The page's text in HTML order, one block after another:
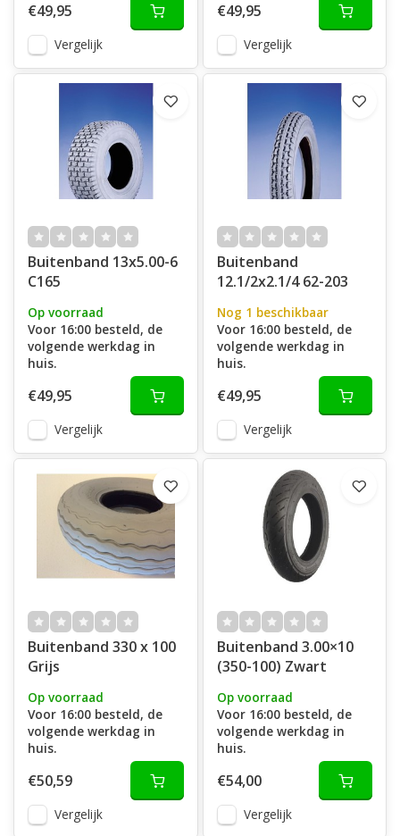
€49,95
Vergelijk
€49,95
Vergelijk
Buitenband 13x5.00-6
C165
Op voorraad
Voor 16:00 besteld, de
volgende werkdag in
huis.
€49,95
Vergelijk
Buitenband
12.1/2x2.1/4 62-203
Nog 1 beschikbaar
Voor 16:00 besteld, de
volgende werkdag in
huis.
€49,95
Vergelijk
Buitenband 330 x 100
Grijs
Op voorraad
Voor 16:00 besteld, de
volgende werkdag in
huis.
€50,59
Vergelijk
Buitenband 3.00×10
(350-100) Zwart
Op voorraad
Voor 16:00 besteld, de
volgende werkdag in
huis.
€54,00
Vergelijk